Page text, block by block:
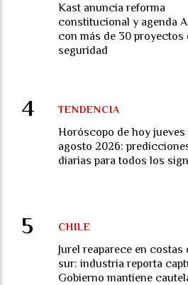
Kast anuncia reforma
constitucional y agenda
con más de 30 proyectos
seguridad
Horóscopo de hoy jueves
agosto 2026:
diarias para todos los
TENDENCIA
Jurel reaparece en costas
sur: industria reporta
Gobierno mantiene
CHILE